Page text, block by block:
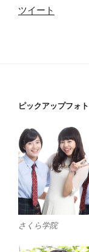
ツイート
ピックアップフォト
さくら学院